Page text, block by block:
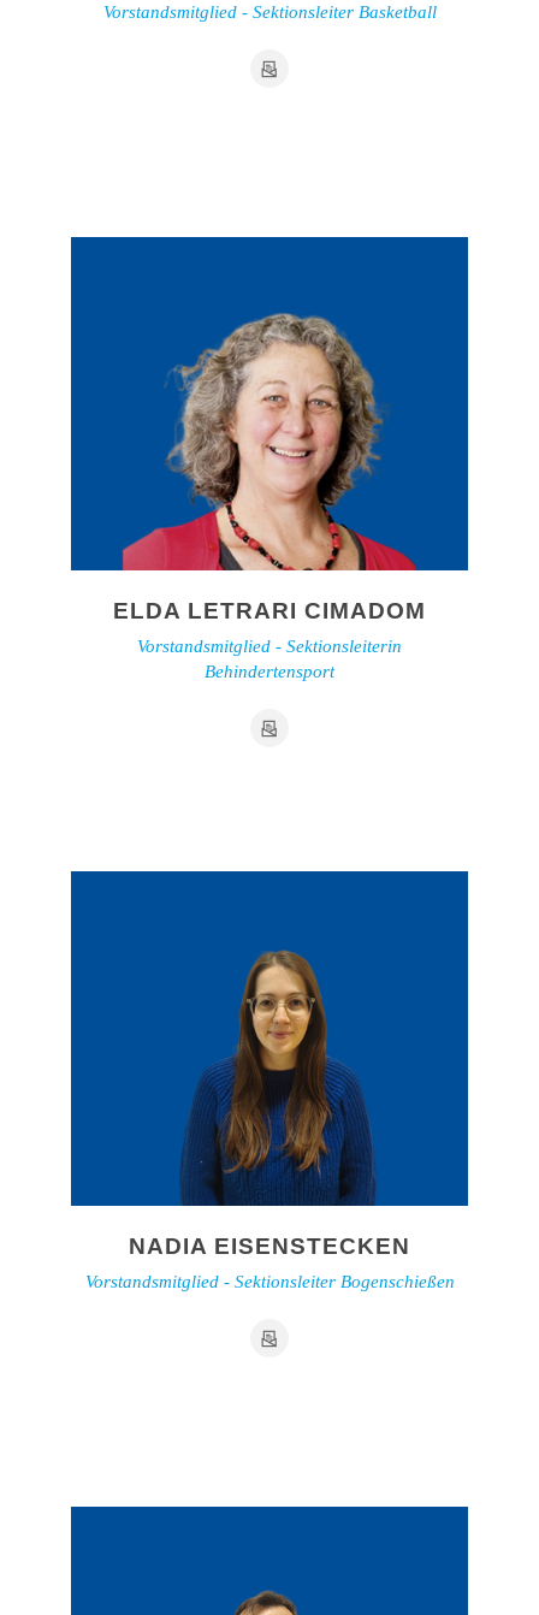
Vorstandsmitglied - Sektionsleiter Basketball
ELDA LETRARI CIMADOM
Vorstandsmitglied - Sektionsleiterin
Behindertensport
NADIA EISENSTECKEN
Vorstandsmitglied - Sektionsleiter Bogenschießen